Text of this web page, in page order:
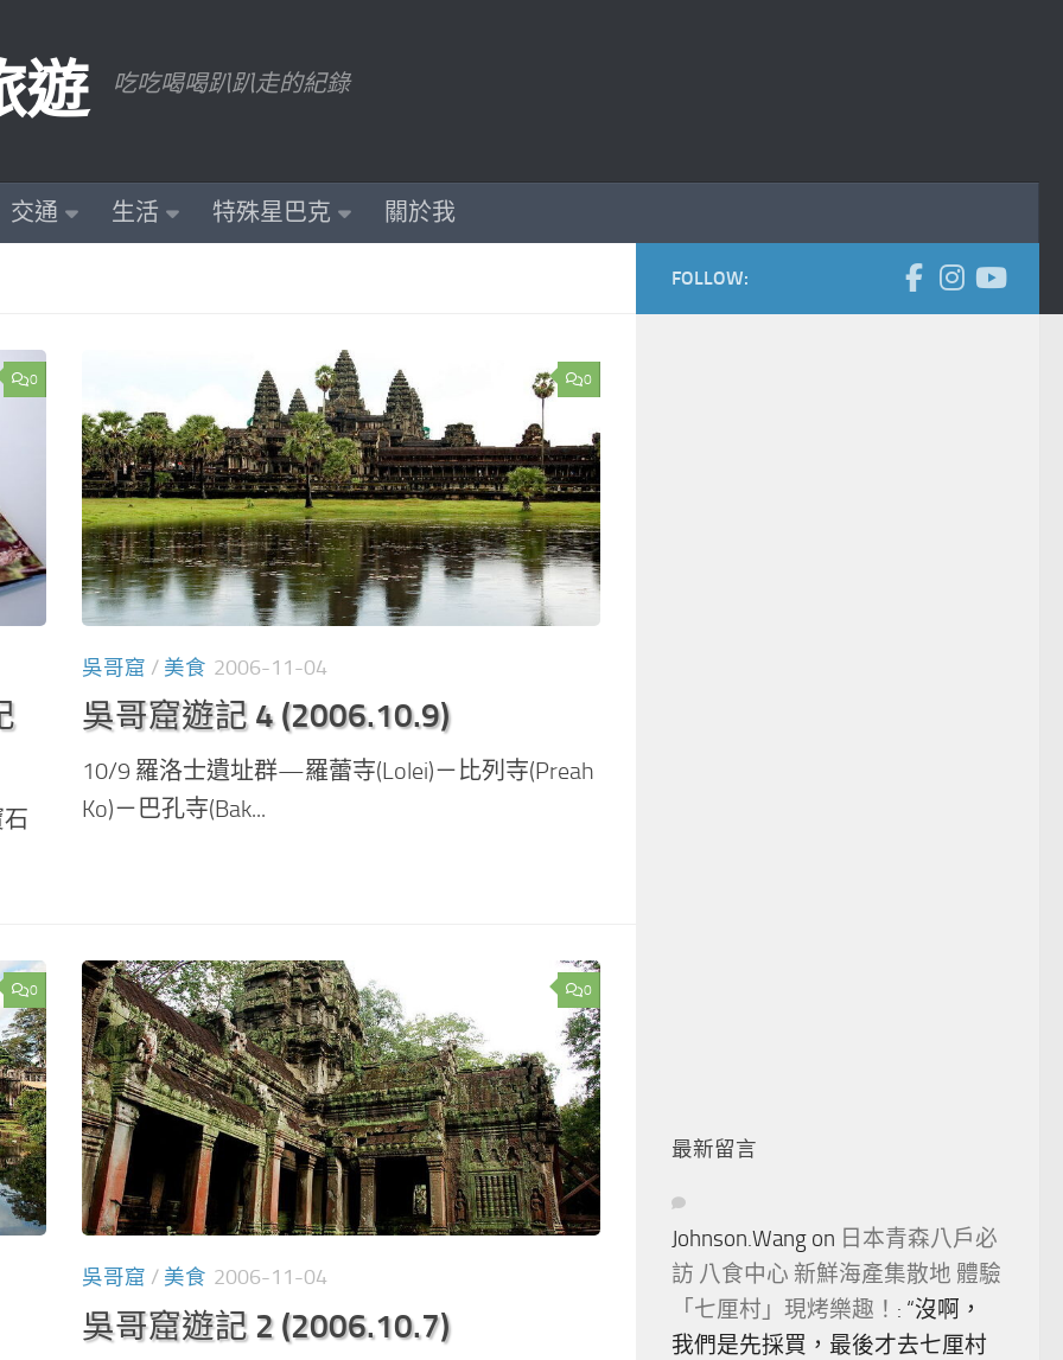
遊 吃吃喝喝趴趴走的紀錄
交通 生活 特殊星巴克 關於我
0 0
吳哥窟 / 美食 2006-11-04
吳哥窟遊記 4 (2006.10.9)
10/9 羅洛士遺址群—羅蕾寺(Lolei)－比列寺(Preah
Ko)－巴孔寺(Bak...
0 0
吳哥窟 / 美食 2006-11-04
吳哥窟遊記 2 (2006.10.7)
FOLLOW:
最新留言
Johnson.Wang on 日本青森八戶必
訪 八食中心 新鮮海產集散地 體驗
「七厘村」現烤樂趣！ : “沒啊，
我們是先採買，最後才去七厘村